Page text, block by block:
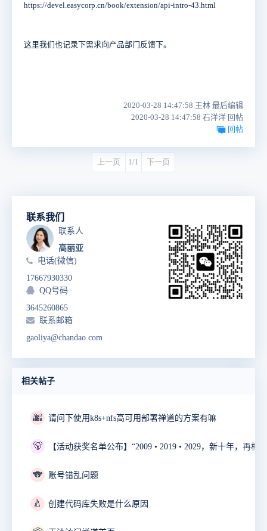
https://devel.easycorp.cn/book/extension/api-intro-43.html
这里我们也记录下需求向产品部门反馈下。
2020-03-28 14:47:58 王林 最后编辑
2020-03-28 14:47:58 石洋洋 回帖
回帖
上一页 1/1 下一页
联系我们
联系人
高丽亚
电话(微信)
17667930330
QQ号码
3645260865
联系邮箱
gaoliya@chandao.com
相关帖子
🌆 请问下使用k8s+nfs高可用部署禅道的方案有嘛
🐻
🐨 账号错乱问题
🍐 创建代码库失败是什么原因